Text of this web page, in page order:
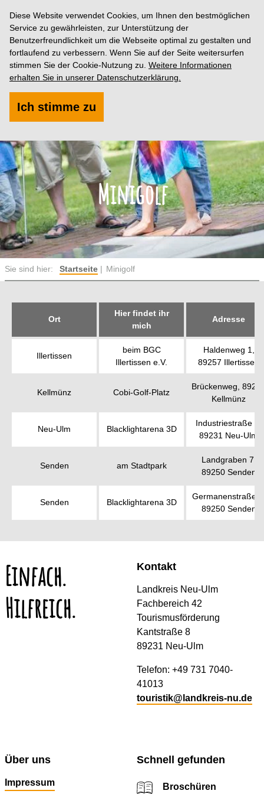
Diese Website verwendet Cookies, um Ihnen den bestmöglichen
Service zu gewährleisten, zur Unterstützung der
Benutzerfreundlichkeit um die Webseite optimal zu gestalten und
fortlaufend zu verbessern. Wenn Sie auf der Seite weitersurfen
stimmen Sie der Cookie-Nutzung zu. Weitere Informationen
erhalten Sie in unserer Datenschutzerklärung.
Ich stimme zu
Minigolf
Sie sind hier: Startseite Minigolf
Ort
Hier findet ihr
mich
Adresse
Illertissen
beim BGC
Illertissen e.V.
Haldenweg 1,
89257 Illertissen
Kellmünz Cobi-Golf-Platz
Brückenweg,
Kellmünz
Neu-Ulm Blacklightarena 3D
Industriestraße 2,
89231 Neu-Ulm
Senden am Stadtpark
Landgraben 7,
89250 Senden
Senden Blacklightarena 3D
Germanenstraße
89250 Senden
Einfach.
Hilfreich.
Kontakt
Landkreis Neu-Ulm
Fachbereich 42
Tourismusförderung
Kantstraße 8
89231 Neu-Ulm
Telefon: +49 731 7040-
41013
touristik@landkreis-nu.de
Über uns
Impressum
Schnell gefunden
Broschüren